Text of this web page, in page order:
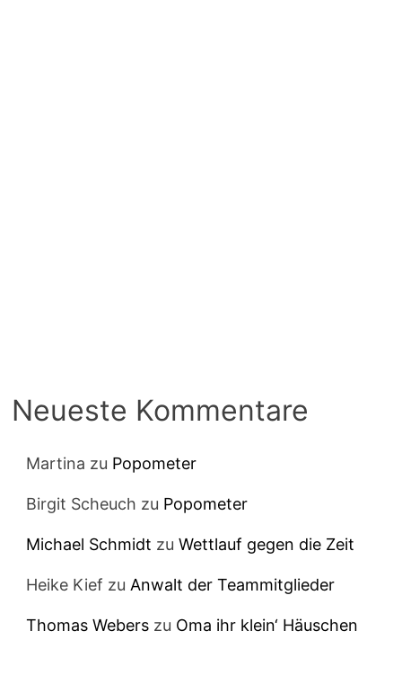
Neueste Kommentare
Martina zu Popometer
Birgit Scheuch zu Popometer
Michael Schmidt zuWettlauf gegen die Zeit
Heike Kief zu Anwalt der Teammitglieder
Thomas Webers zu Oma ihr klein‘ Häuschen